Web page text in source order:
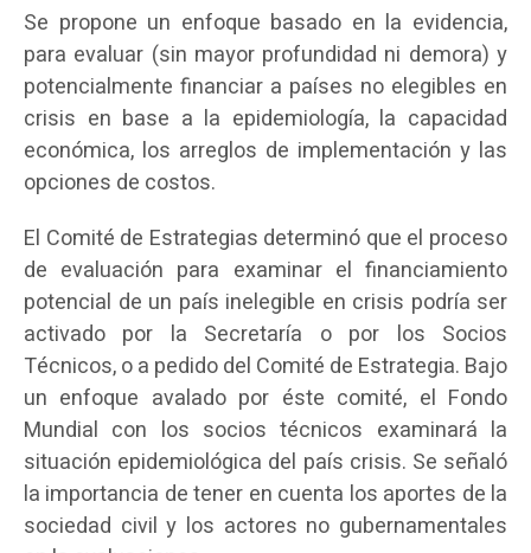
Se propone un enfoque basado en la evidencia,
para evaluar (sin mayor profundidad ni demora) y
potencialmente financiar a países no elegibles en
crisis en base a la epidemiología, la capacidad
económica, los arreglos de implementación y las
opciones de costos.
El Comité de Estrategias determinó que el proceso
de evaluación para examinar el financiamiento
potencial de un país inelegible en crisis podría ser
activado por la Secretaría o por los Socios
Técnicos, o a pedido del Comité de Estrategia. Bajo
un enfoque avalado por éste comité, el Fondo
Mundial con los socios técnicos examinará la
situación epidemiológica del país crisis. Se señaló
la importancia de tener en cuenta los aportes de la
sociedad civil y los actores no gubernamentales